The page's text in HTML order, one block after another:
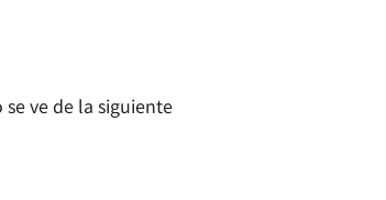
ve de la siguiente